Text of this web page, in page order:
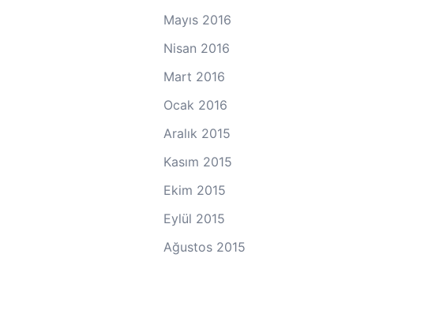
Mayıs 2016
Nisan 2016
Mart 2016
Ocak 2016
Aralık 2015
Kasım 2015
Ekim 2015
Eylül 2015
Ağustos 2015